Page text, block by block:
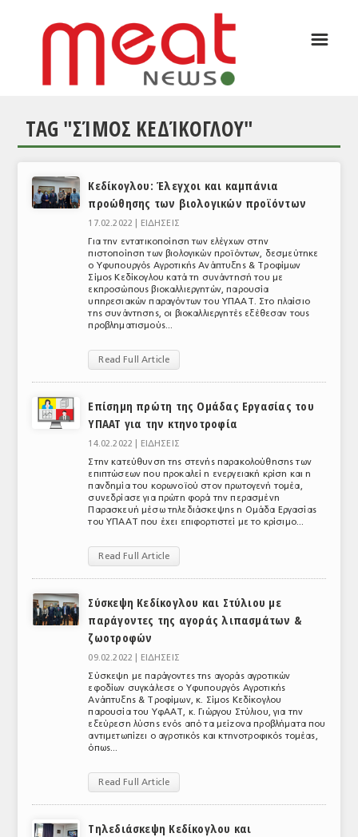
ΕΙΔΗΣΕΙΣ
ΘΕΜΑΤΑ
ΕΥΡΩΠΑΪΚΕΣ ΑΠΟΦΑΣΕΙΣ
ΑΝΑΛΥΣΕΙΣ
ΕΜΠΟΡΙΚΟΣ ΚΑΤΑΛΟΓΟΣ
ΠΑΡΑΓΩΓΗ & ΕΜΠΟΡΙΑ
ΕΜΠΟΡΙΚΟΙ ΑΝΤΙΠΡΟΣΩΠΟΙ
ΕΥΡΩΠΑΪΚΗ ΝΟΜΟΘΕΣΙΑ
ΑΡΧΕΙΟ ΤΕΥΧΩΝ
ΣΥΝΕΔΡΙΟ ΚΡΕΑΤΟΣ
☰
TAG "ΣΊΜΟΣ ΚΕΔΊΚΟΓΛΟΥ"
Κεδίκογλου: Έλεγχοι και καμπάνια
προώθησης των βιολογικών προϊόντων
17.02.2022 |
ΕΙΔΗΣΕΙΣ
Για την εντατικοποίηση των ελέγχων στην
πιστοποίηση των βιολογικών προϊόντων, δεσμεύτηκε
ο Υφυπουργός Αγροτικής Ανάπτυξης & Τροφίμων
Σίμος Κεδίκογλου κατά τη συνάντησή του με
εκπροσώπους βιοκαλλιεργητών, παρουσία
υπηρεσιακών παραγόντων του ΥΠΑΑΤ. Στο πλαίσιο
της συνάντησης, οι βιοκαλλιεργητές εξέθεσαν τους
προβληματισμούς...
Read Full Article
Επίσημη πρώτη της Ομάδας Εργασίας του
ΥΠΑΑΤ για την κτηνοτροφία
14.02.2022 |
ΕΙΔΗΣΕΙΣ
Στην κατεύθυνση της στενής παρακολούθησης των
επιπτώσεων που προκαλεί η ενεργειακή κρίση και η
πανδημία του κορωνοϊού στον πρωτογενή τομέα,
συνεδρίασε για πρώτη φορά την περασμένη
Παρασκευή μέσω τηλεδιάσκεψης η Ομάδα Εργασίας
του ΥΠΑΑΤ που έχει επιφορτιστεί με το κρίσιμο...
Read Full Article
Σύσκεψη Κεδίκογλου και Στύλιου με
παράγοντες της αγοράς λιπασμάτων &
ζωοτροφών
09.02.2022 |
ΕΙΔΗΣΕΙΣ
Σύσκεψη με παράγοντες της αγοράς αγροτικών
εφοδίων συγκάλεσε ο Υφυπουργός Αγροτικής
Ανάπτυξης & Τροφίμων, κ. Σίμος Κεδίκογλου
παρουσία του ΥφΑΑΤ, κ. Γιώργου Στύλιου, για την
εξεύρεση λύσης ενός από τα μείζονα προβλήματα που
αντιμετωπίζει ο αγροτικός και κτηνοτροφικός τομέας,
όπως...
Read Full Article
Τηλεδιάσκεψη Κεδίκογλου και